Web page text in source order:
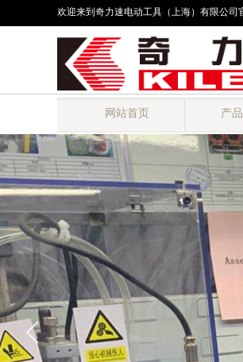
欢迎来到奇力速电动工具（上海）有限公司
网站首页 产